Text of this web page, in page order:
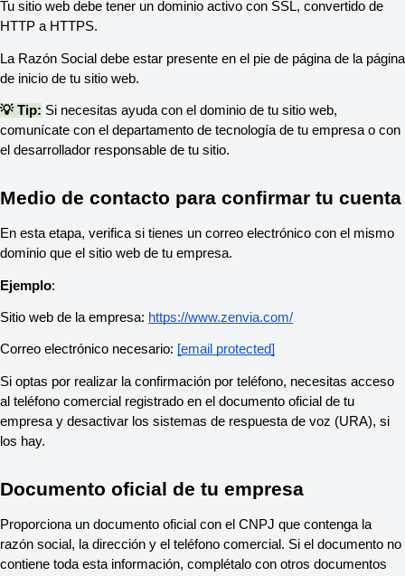
Tu sitio web debe tener un dominio activo con SSL, convertido de
HTTP a HTTPS.
La Razón Social debe estar presente en el pie de página de la página
de inicio de tu sitio web.
💡 Tip: Si necesitas ayuda con el dominio de tu sitio web,
comunícate con el departamento de tecnología de tu empresa o con
el desarrollador responsable de tu sitio.
Medio de contacto para confirmar tu cuenta
En esta etapa, verifica si tienes un correo electrónico con el mismo
dominio que el sitio web de tu empresa.
Ejemplo:
Sitio web de la empresa: https://www.zenvia.com/
Correo electrónico necesario: [email protected]
Si optas por realizar la confirmación por teléfono, necesitas acceso
al teléfono comercial registrado en el documento oficial de tu
empresa y desactivar los sistemas de respuesta de voz (URA), si
los hay.
Documento oficial de tu empresa
Proporciona un documento oficial con el CNPJ que contenga la
razón social, la dirección y el teléfono comercial. Si el documento no
contiene toda esta información, complétalo con otros documentos